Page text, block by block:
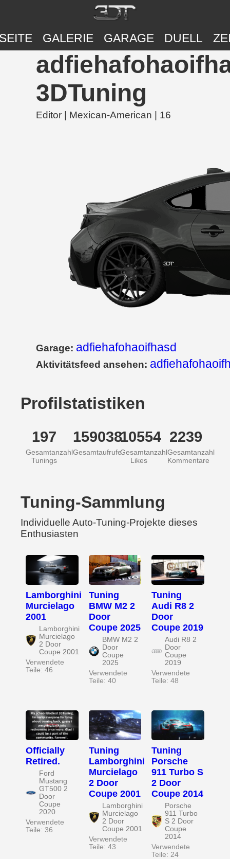
GALERIE GARAGE DUELL
3DTuning
Editor | Mexican-American | 16
Garage: adfiehafohaoifhasd
Aktivitätsfeed ansehen:
Profilstatistiken
197
Gesamtanzahl
Tunings
159038
Gesamtaufrufe
10554
Gesamtanzahl
Likes
2239
Gesamtanzahl
Kommentare
Tuning-Sammlung
Individuelle Auto-Tuning-Projekte dieses
Enthusiasten
Lamborghini
Murcielago
2001
Lamborghini
Murcielago
2 Door
Coupe 2001
Verwendete
Teile: 46
Tuning
BMW M2 2
Door
Coupe 2025
BMW M2 2
Door
Coupe
2025
Verwendete
Teile: 40
Tuning
Audi R8 2
Door
Coupe 2019
Audi R8 2
Door
Coupe
2019
Verwendete
Teile: 48
Officially
Retired.
Ford
Mustang
GT500 2
Door
Coupe
2020
Verwendete
Teile: 36
Tuning
Lamborghini
Murcielago
2 Door
Coupe 2001
Lamborghini
Murcielago
2 Door
Coupe 2001
Verwendete
Teile: 43
Tuning
Porsche
911 Turbo S
2 Door
Coupe 2014
Porsche
911 Turbo
S 2 Door
Coupe
2014
Verwendete
Teile: 24